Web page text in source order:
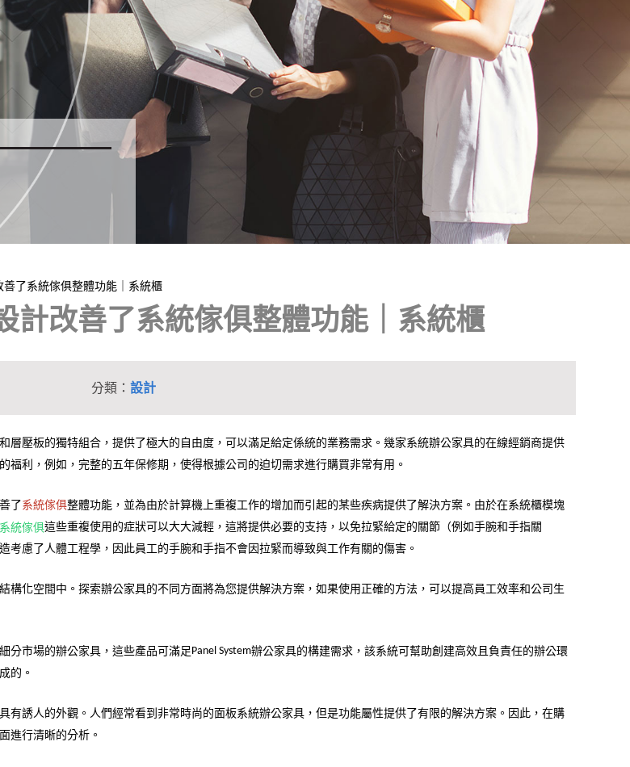
善了系統傢俱整體功能｜系統櫃
計改善了系統傢俱整體功能｜系統櫃
分類：設計
層壓板的獨特組合，提供了極大的自由度，可以滿足給定係統的業務需求。幾家系統辦公家具的在線經銷商提供
福利，例如，完整的五年保修期，使得根據公司的迫切需求進行購買非常有用。
了系統傢俱整體功能，並為由於計算機上重複工作的增加而引起的某些疾病提供了解決方案。由於在系統櫃模塊
系統傢俱這些重複使用的症狀可以大大減輕，這將提供必要的支持，以免拉緊給定的關節（例如手腕和手指關
考慮了人體工程學，因此員工的手腕和手指不會因拉緊而導致與工作有關的傷害。
構化空間中。探索辦公家具的不同方面將為您提供解決方案，如果使用正確的方法，可以提高員工效率和公司生
分市場的辦公家具，這些產品可滿足Panel System辦公家具的構建需求，該系統可幫助創建高效且負責任的辦公環
的。
有誘人的外觀。人們經常看到非常時尚的面板系統辦公家具，但是功能屬性提供了有限的解決方案。因此，在購
進行清晰的分析。